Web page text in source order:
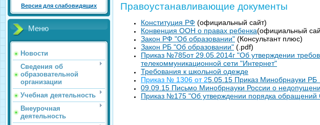
Версия для слабовидящих
Меню
Новости
Сведения об
образовательной
организации
Учебная деятельность
Внеурочная
деятельность
Правоустанавливающие документы
Конституция РФ (официальный сайт)
Конвенция ООН о правах ребенка(официальный
Закон РФ "Об образовании" (Консультант плюс)
Закон РБ "Об образовании" (.pdf)
Приказ №785от 29.05.2014г "Об утверждении
телекоммуникационной сети "Интернет"
Требования к школьной одежде
Приказ № 1306 от 25.05.15 Приказ Минобрнауки
09.09.15 Письмо Минобрнауки России о
Приказ №175 "Об утверждении порядка обращений